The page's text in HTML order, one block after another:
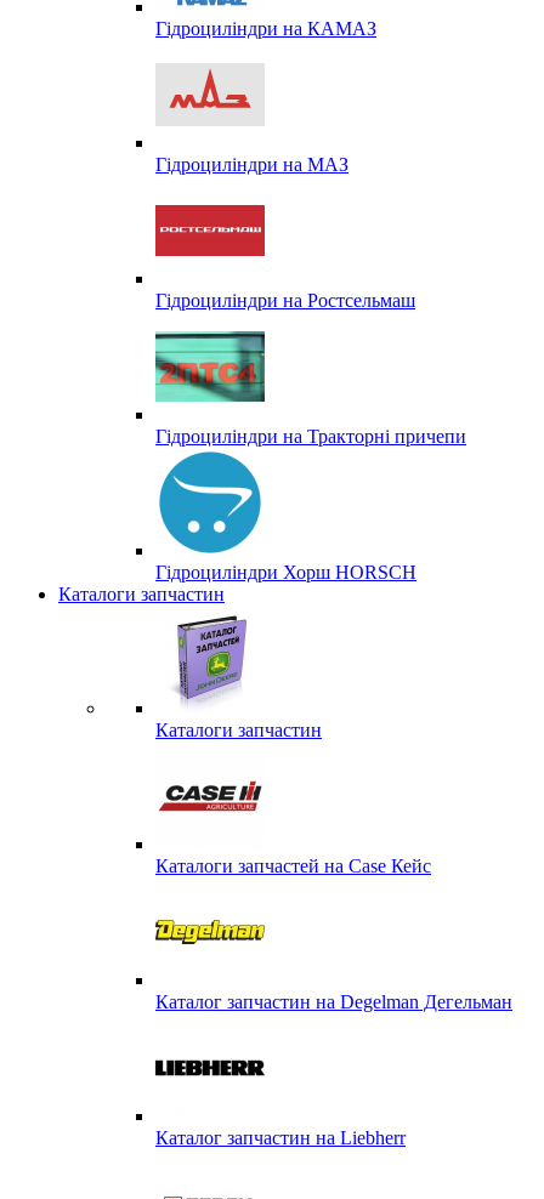
Гідроциліндри на КАМАЗ
Гідроциліндри на МАЗ
Гідроциліндри на Ростсельмаш
Гідроциліндри на Тракторні причепи
Гідроциліндри Хорш HORSCH
Каталоги запчастин
Каталоги запчастин
Каталоги запчастей на Case Кейс
Каталог запчастин на Degelman Дегельман
Каталог запчастин на Liebherr